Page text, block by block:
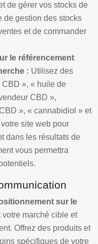
de gérer vos stocks de
de gestion des stocks
et de commander
le référencement
: Utilisez des
CBD », « huile de
CBD »,
», « cannabidiol » et
site web pour
dans les résultats de
vous permettra
sur le
votre marché cible et
Offrez des produits et
spécifiques de votre